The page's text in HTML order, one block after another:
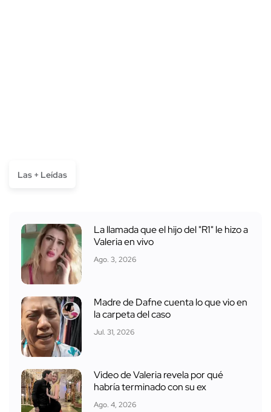
Las + Leídas
La llamada que el hijo del "R1" le hizo a
Valeria en vivo
Ago. 3, 2026
Madre de Dafne cuenta lo que vio en
la carpeta del caso
Jul. 31, 2026
Video de Valeria revela por qué
habría terminado con su ex
Ago. 4, 2026